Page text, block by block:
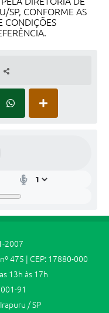
SP, CONFORME AS
CONDIÇÕES
2007
475 | CEP: 17880-000
13h às 17h
91
/ SP